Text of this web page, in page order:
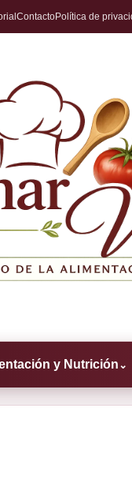
ContactoPolítica de
y Nutrición⌄